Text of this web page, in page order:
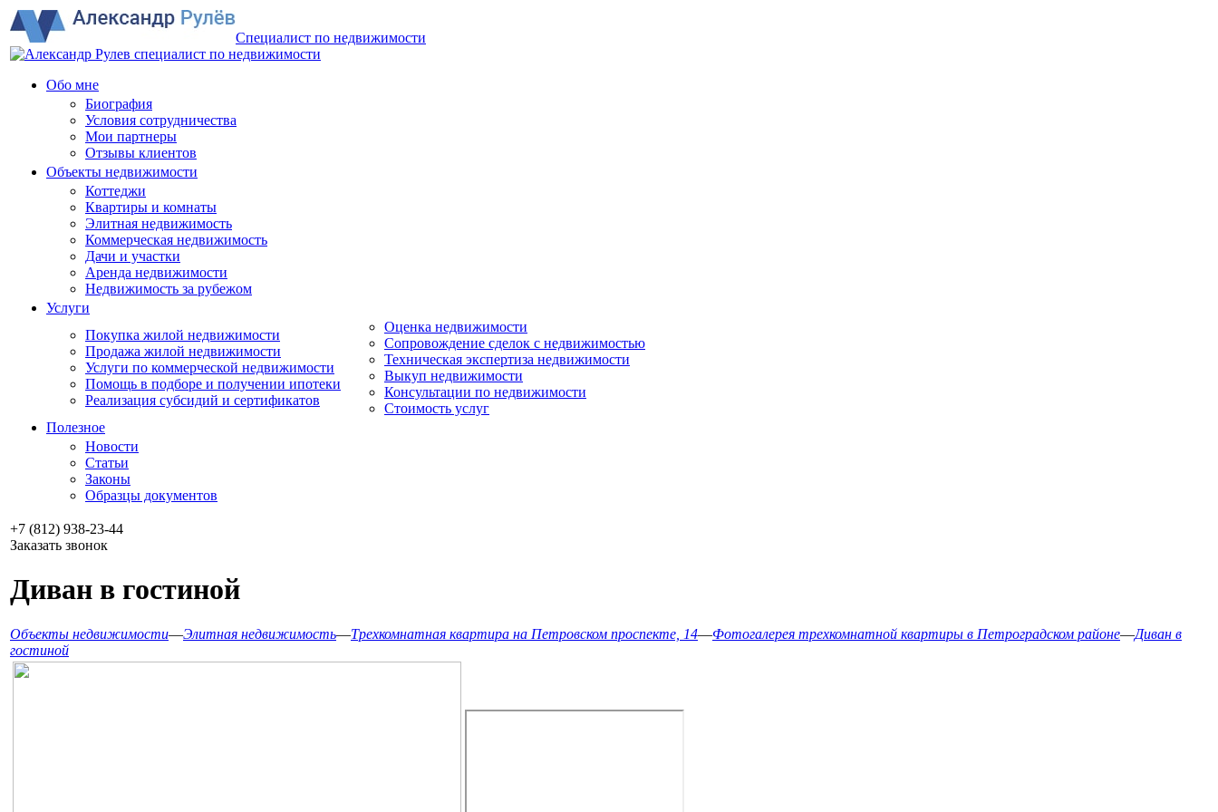
Специалист по недвижимости
Обо мне
Биография
Условия сотрудничества
Мои партнеры
Отзывы клиентов
Объекты недвижимости
Коттеджи
Квартиры и комнаты
Элитная недвижимость
Коммерческая недвижимость
Дачи и участки
Аренда недвижимости
Недвижимость за рубежом
Услуги
Покупка жилой недвижимости
Продажа жилой недвижимости
Услуги по коммерческой недвижимости
Помощь в подборе и получении ипотеки
Реализация субсидий и сертификатов
Оценка недвижимости
Сопровождение сделок с недвижимостью
Техническая экспертиза недвижимости
Выкуп недвижимости
Консультации по недвижимости
Стоимость услуг
Полезное
Новости
Статьи
Законы
Образцы документов
+7 (812) 938-23-44
Заказать звонок
Диван в гостиной
Объекты недвижимости—Элитная недвижимость—Трехкомнатная квартира на Петровском проспекте, 14—Фотогалерея трехкомнатной квартиры в Петроградском районе—Диван в
гостиной